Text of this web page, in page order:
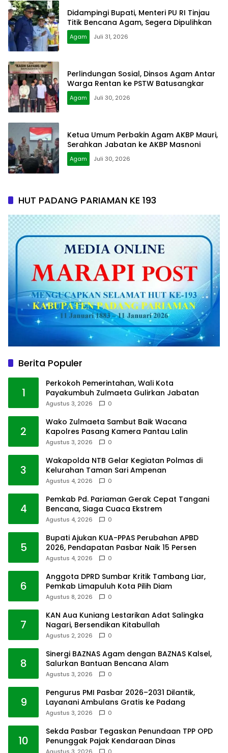
Didampingi Bupati, Menteri PU RI Tinjau
Titik Bencana Agam, Segera Dipulihkan
Agam Juli 31, 2026
Perlindungan Sosial, Dinsos Agam Antar
Warga Rentan ke PSTW Batusangkar
Agam Juli 30, 2026
Ketua Umum Perbakin Agam AKBP Mauri,
Serahkan Jabatan ke AKBP Masnoni
Agam Juli 30, 2026
HUT PADANG PARIAMAN KE 193
Berita Populer
1
Perkokoh Pemerintahan, Wali Kota
Payakumbuh Zulmaeta Gulirkan Jabatan
Agustus 3, 2026 0
2
Wako Zulmaeta Sambut Baik Wacana
Kapolres Pasang Kamera Pantau Lalin
Agustus 3, 2026 0
3
Wakapolda NTB Gelar Kegiatan Polmas di
Kelurahan Taman Sari Ampenan
Agustus 4, 2026 0
4
Pemkab Pd. Pariaman Gerak Cepat Tangani
Bencana, Siaga Cuaca Ekstrem
Agustus 4, 2026 0
5
Bupati Ajukan KUA-PPAS Perubahan APBD
2026, Pendapatan Pasbar Naik 15 Persen
Agustus 4, 2026 0
6
Anggota DPRD Sumbar Kritik Tambang Liar,
Pemkab Limapuluh Kota Pilih Diam
Agustus 8, 2026 0
7
KAN Aua Kuniang Lestarikan Adat Salingka
Nagari, Bersendikan Kitabullah
Agustus 2, 2026 0
8
Sinergi BAZNAS Agam dengan BAZNAS Kalsel,
Salurkan Bantuan Bencana Alam
Agustus 3, 2026 0
9
Pengurus PMI Pasbar 2026–2031 Dilantik,
Layanani Ambulans Gratis ke Padang
Agustus 3, 2026 0
10
Sekda Pasbar Tegaskan Penundaan TPP OPD
Penunggak Pajak Kendaraan Dinas